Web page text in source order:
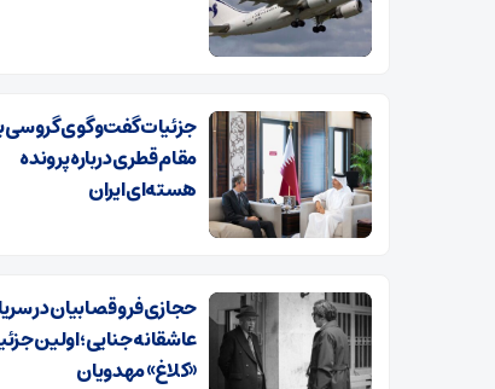
جزئیات گفت‌وگوی گروسی
مقام قطری درباره پرونده
هسته‌ای ایران
حجازی‌فر و قصابیان در
عاشقانه جنایی؛ اولین
«کلاغ» مهدویان